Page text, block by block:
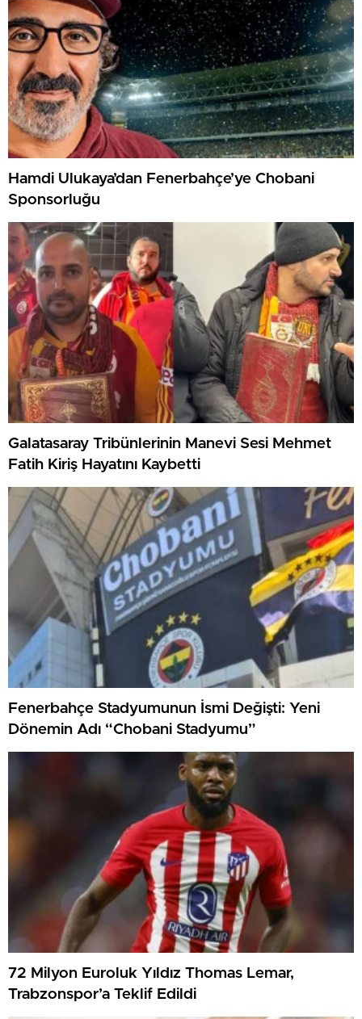
Hamdi Ulukaya’dan Fenerbahçe’ye Chobani
Sponsorluğu
Galatasaray Tribünlerinin Manevi Sesi Mehmet
Fatih Kiriş Hayatını Kaybetti
Fenerbahçe Stadyumunun İsmi Değişti: Yeni
Dönemin Adı “Chobani Stadyumu”
72 Milyon Euroluk Yıldız Thomas Lemar,
Trabzonspor’a Teklif Edildi